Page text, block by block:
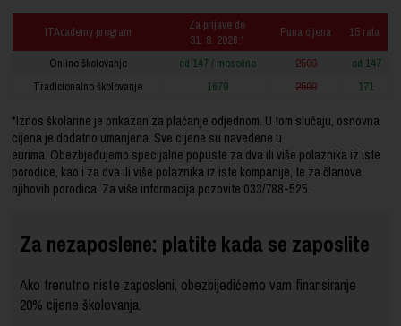
ITAcademy program
Za prijave do
31. 8. 2026.*
Puna cijena 15 rata
Online školovanje od 147 / mesečno 2500
od 147
Tradicionalno školovanje
1679 2500 171
*Iznos školarine je prikazan za plaćanje odjednom. U tom slučaju, osnovna
cijena je dodatno umanjena. Sve cijene su navedene u
eurima. Obezbjeđujemo specijalne popuste za dva ili više polaznika iz iste
porodice, kao i za dva ili više polaznika iz iste kompanije, te za članove
njihovih porodica. Za više informacija pozovite 033/788-525
Za nezaposlene: platite kada se zaposlite
Ako trenutno niste zaposleni, obezbijedićemo vam finansiranje
20% cijene školovanja.